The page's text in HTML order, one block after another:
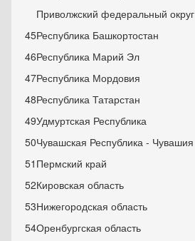
Приволжский федеральный округ
45Республика Башкортостан
46Республика Марий Эл
47Республика Мордовия
48Республика Татарстан
49Удмуртская Республика
50Чувашская Республика - Чувашия
51 Пермский край
52Кировская область
53Нижегородская область
54Оренбургская область